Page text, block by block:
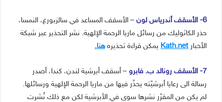
6- الأسقف أندرياس لون
– الأسقف المساعد في سالزبورغ، النمسا،
حذر الكاثوليك من رسائل ماريا الرحمة الإلهية. نشر التحذير عبر شبكة
الأخبار Kath.net يمكن قراءة تحذيرههنا.
7- الأسقف رونالد ب. فابرو
– أسقف أبرشية لندن، كندا، أصدر
رسالة الى رعايا أبرشيّته يحذّر فيها من ماريا الرحمة الإلهية ورسائلها.
لم يكن من المقرّر نشرها سوى في الأبرشية لكن مع ذلك نُشرت